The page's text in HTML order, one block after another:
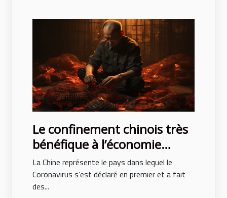
Le confinement chinois très
bénéfique à l’économie
nationale
La Chine représente le pays dans lequel le
Coronavirus s’est déclaré en premier et a fait
des...